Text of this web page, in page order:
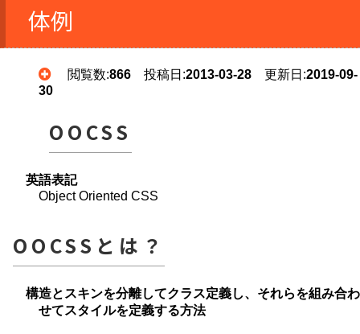
体例
閲覧数:866 投稿日:2013-03-28 更新日:2019-09-
30
OOCSS
英語表記
Object Oriented CSS
OOCSSとは？
構造とスキンを分離してクラス定義し、それらを組み合わ
せてスタイルを定義する方法